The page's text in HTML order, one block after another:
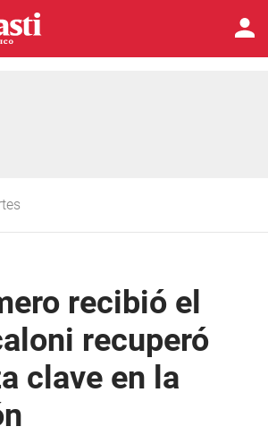
recibió el
recuperó
clave en la